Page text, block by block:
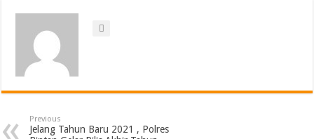
Previous
Jelang Tahun Baru 2021 , Polres